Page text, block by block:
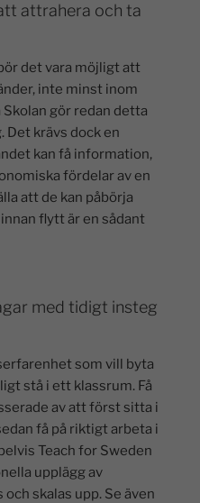
attrahera och ta
det vara möjligt att
inte minst inom
gör redan detta
Det krävs dock en
kan få information,
fördelar av en
att de kan påbörja
flytt är en sådant
med tidigt insteg
som vill byta
stå i ett klassrum. Få
av att först sitta i
få på riktigt arbeta i
Teach for Sweden
upplägg av
skalas upp. Se även